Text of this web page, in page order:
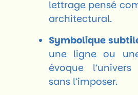
lettrage pensé
architectural.
Symbolique
une ligne ou
évoque
sans l’imposer.